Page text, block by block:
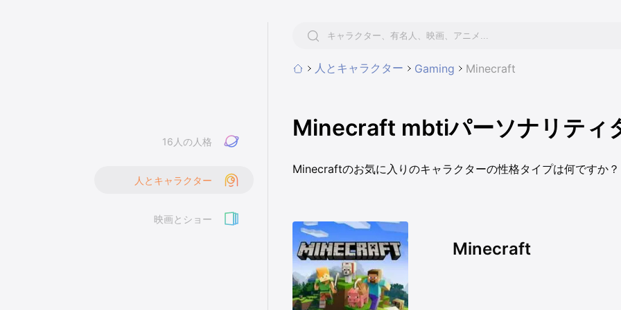
人とキャラクター Gaming Minecraft
Minecraft mbtiパーソナリティ
Minecraftのお気に入りのキャラクターの性格タイプは何ですか？
Minecraft
16人の人格
人とキャラクター
映画とショー